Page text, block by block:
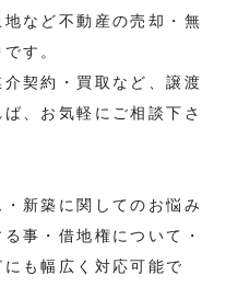
など不動産の売却・無
す。
契約・買取など、譲渡
、お気軽にご相談下さ
新築に関してのお悩み
事・借地権について・
も幅広く対応可能で